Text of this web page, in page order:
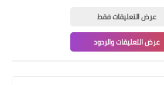
عرض التعليقات فقط
عرض التعليقات والردود